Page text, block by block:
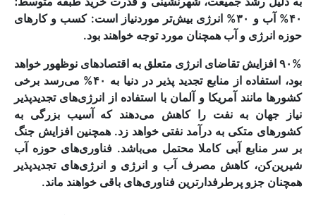
۴۰% آب و ۳۰% انرژی بیش‌تر موردنیاز است: کسب و کارهای
حوزه انرژی و آب همچنان مورد توجه خواهند بود.
۹۰% افزایش تقاضای انرژی متعلق به اقتصادهای نوظهور خواهد
بود، استفاده از منابع تجدید پذیر در دنیا به ۴۰% می‌رسد برخی
کشورها مانند آمریکا و آلمان با استفاده از انرژی‌های تجدیدپذیر
نیاز جهان به نفت را کاهش می‌دهند که آسیب بزرگی به
کشورهای متکی به درآمد نفتی خواهد زد. همچنین افزایش جنگ
بر سر منابع آبی کاملا محتمل می‌باشد. فناوری‌های حوزه آب
شیرین‌کن، کاهش مصرف آب و انرژی و انرژی‌های تجدیدپذیر
همچنان جزو پرطرفدارترین فناوری‌های باقی خواهند ماند.